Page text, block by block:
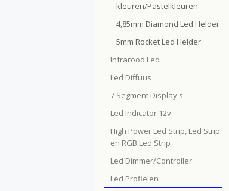
kleuren/Pastelkleuren
4,85mm Diamond Led Helder
5mm Rocket Led Helder
Infrarood Led
Led Diffuus
7 Segment Display's
Led Indicator 12v
High Power Led Strip, Led Strip
en RGB Led Strip
Led Dimmer/Controller
Led Profielen